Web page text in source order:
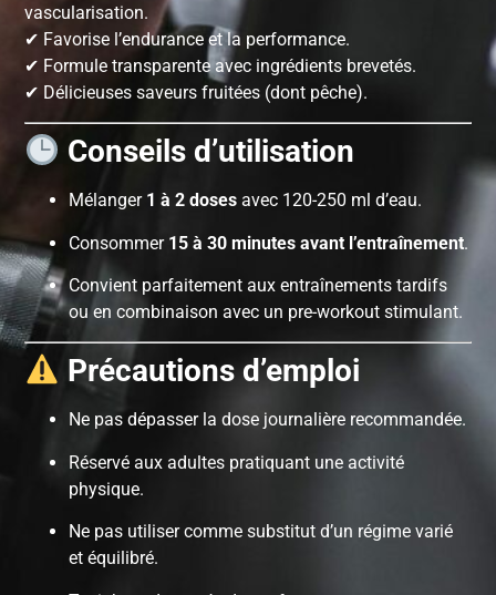
vascularisation.
✔ Favorise l’endurance et la performance.
✔ Formule transparente avec ingrédients brevetés.
✔ Délicieuses saveurs fruitées (dont pêche).
Conseils d’utilisation
Mélanger 1 à 2 doses avec 120-250 ml d’eau.
Consommer 15 à 30 minutes avant l’entraînement.
Convient parfaitement aux entraînements tardifs
ou en combinaison avec un pre-workout stimulant.
Précautions d’emploi
Ne pas dépasser la dose journalière recommandée.
Réservé aux adultes pratiquant une activité
physique.
Ne pas utiliser comme substitut d’un régime varié
et équilibré.